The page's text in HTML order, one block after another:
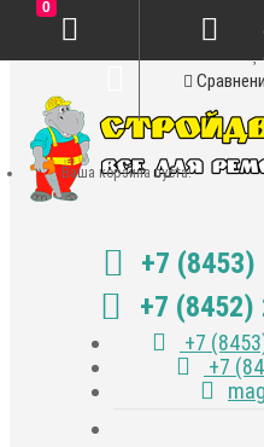
+7 (8453)
+7 (8452)
+7
+7
0
Ваша корзина пуста!